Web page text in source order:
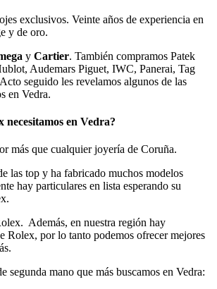
exclusivos. Veinte años de experiencia en
y de oro.
y Cartier. También compramos Patek
Audemars Piguet, IWC, Panerai, Tag
seguido les revelamos algunos de las
en Vedra.
necesitamos en Vedra?
más que cualquier joyería de Coruña.
las top y ha fabricado muchos modelos
hay particulares en lista esperando su
Además, en nuestra región hay
Rolex, por lo tanto podemos ofrecer mejores
segunda mano que más buscamos en Vedra: